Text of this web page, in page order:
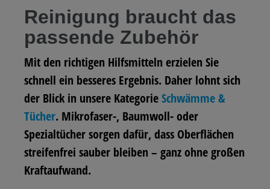
Reinigung braucht das
passende Zubehör
Mit den richtigen Hilfsmitteln erzielen Sie
schnell ein besseres Ergebnis. Daher lohnt sich
der Blick in unsere KategorieSchwämme &
Tücher. Mikrofaser-, Baumwoll- oder
Spezialtücher sorgen dafür, dass Oberflächen
streifenfrei sauber bleiben – ganz ohne großen
Kraftaufwand.